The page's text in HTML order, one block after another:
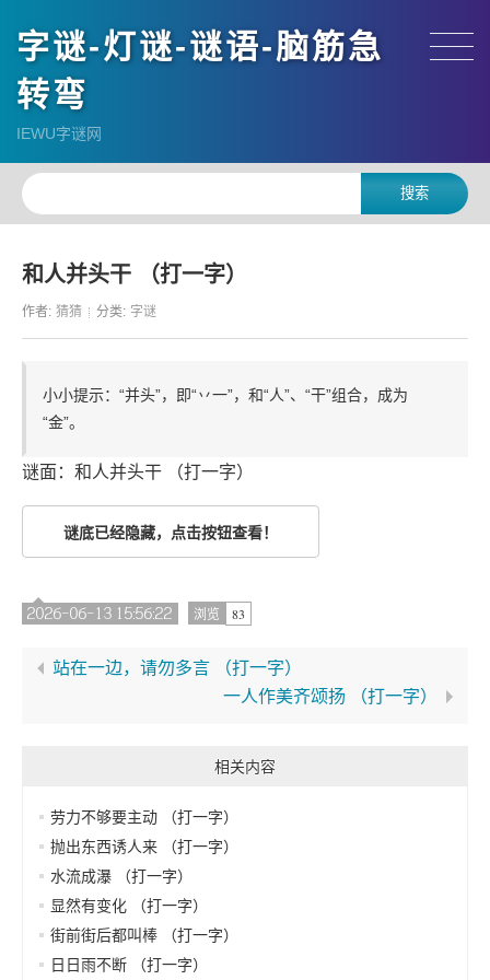
字谜-灯谜-谜语-脑筋急
转弯
IEWU字谜网
和人并头干 （打一字）
作者: 猜猜 分类: 字谜
小小提示：“并头”，即“丷一”，和“人”、“干”组合，成为
“金”。
谜面：和人并头干 （打一字）
谜底已经隐藏，点击按钮查看！
2026-06-13 15:56:22 浏览 83
站在一边，请勿多言 （打一字）
一人作美齐颂扬 （打一字）
相关内容
劳力不够要主动 （打一字）
抛出东西诱人来 （打一字）
水流成瀑 （打一字）
显然有变化 （打一字）
街前街后都叫棒 （打一字）
日日雨不断 （打一字）